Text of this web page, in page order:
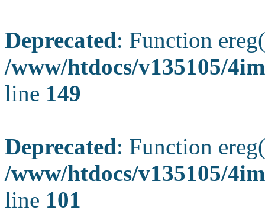
Deprecated: Function
/www/htdocs/v135105/
line 149
Deprecated: Function
/www/htdocs/v135105/
line 101